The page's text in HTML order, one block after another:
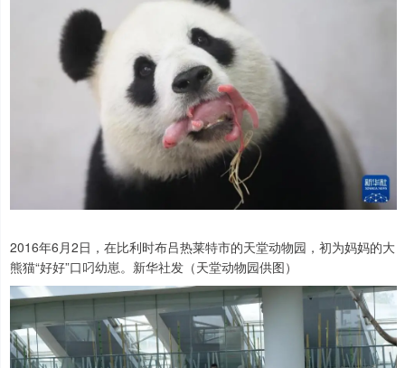
2016年6月2日，在比利时布吕热莱特市的天堂动物园，初为妈妈的大
熊猫“好好”口叼幼崽。新华社发（天堂动物园供图）